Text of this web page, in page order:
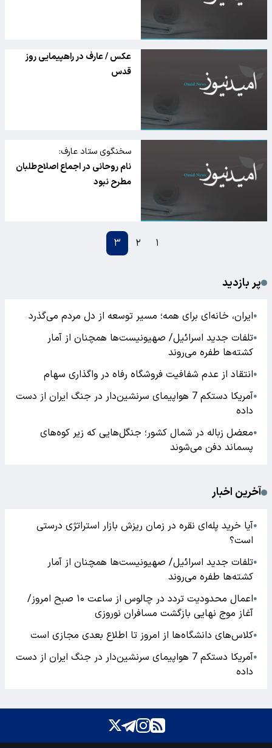
عکس / عارف در راهپیمایی روز
قدس
سخنگوی ستاد عارف:
نام روحانی در اجماع اصلاح‌طلبان
مطرح نبود
۱ ۲ ۳
پر بازدید
●ایران، خانه‌ای برای همه؛ مسیر توسعه از دل مردم می‌گذرد
●تلفات جدید اسرائیل/ صهیونیست‌ها همچنان از آمار
کشته‌ها طفره می‌روند
●انتقاد از عدم شفافیت فروشگاه رفاه در واگذاری سهام
●
آمریکا دستکم 7 هواپیمای سرنشین‌دار در جنگ ایران از دست
داده
●معضل زباله در شمال کشور؛ جنگل‌هایی که زیر کوه‌های
پسماند دفن می‌شوند
آخرین اخبار
●آیا خرید پله‌ای نقره در زمان ریزش بازار استراتژی درستی
است؟
●تلفات جدید اسرائیل/ صهیونیست‌ها همچنان از آمار
کشته‌ها طفره می‌روند
●
اعمال محدودیت تردد در چالوس از ساعت ۱۰ صبح امروز/
آغاز موج نهایی بازگشت مسافران نوروزی
●کلاس‌های دانشگاه‌ها از امروز تا اطلاع بعدی مجازی است
●
آمریکا دستکم 7 هواپیمای سرنشین‌دار در جنگ ایران از دست
داده